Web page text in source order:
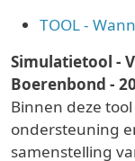
TOOL -
Simulatietool -
Boerenbond -
Binnen deze
ondersteuning
samenstelling